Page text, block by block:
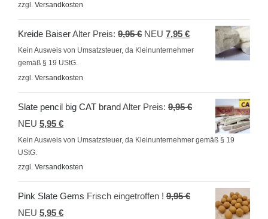
zzgl. Versandkosten
Kreide BaiserAlter Preis: 9,95€ Ursprünglicher
Preis
NEU 7,95 €Aktueller
Preis
Kein Ausweis von Umsatzsteuer, da Kleinunternehmer
gemäß § 19 UStG.
zzgl. Versandkosten
Slate pencil big CAT brandAlter Preis: 9,95€Ursprünglicher
war:
NEU 5,95 €Aktueller
Preis
Kein Ausweis von Umsatzsteuer, da Kleinunternehmer gemäß § 19
UStG.
zzgl. Versandkosten
Pink Slate Gems Frisch eingetroffen ! 9,95€Ursprünglicher
NEU 5,95 €Aktueller